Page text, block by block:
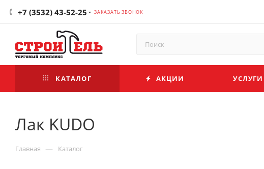
+7 (3532) 43-52-25 ЗАКАЗАТЬ ЗВОНОК
КАТАЛОГ АКЦИИ УСЛУГИ
Лак KUDO
Главная — Каталог